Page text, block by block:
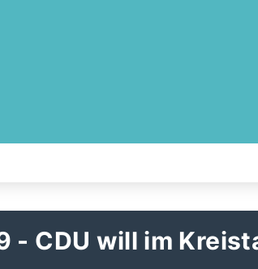
- CDU will im